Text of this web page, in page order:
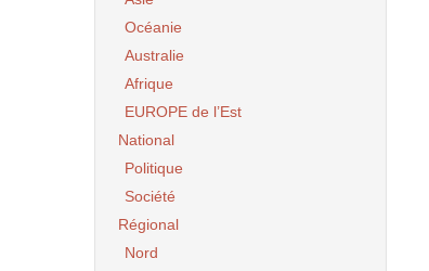
Océanie
Australie
Afrique
EUROPE de l’Est
National
Politique
Société
Régional
Nord